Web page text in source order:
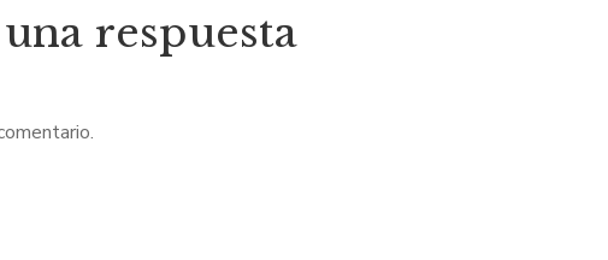
respuesta